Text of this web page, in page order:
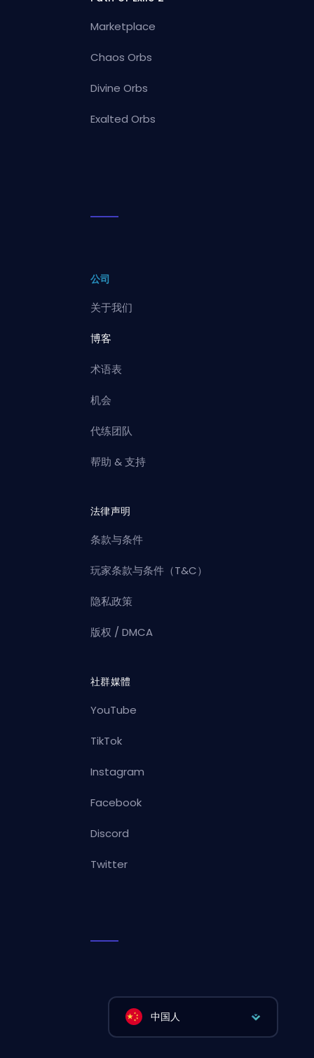
Marketplace
Chaos Orbs
Divine Orbs
Exalted Orbs
公司
关于我们
博客
术语表
机会
代练团队
帮助 & 支持
法律声明
条款与条件
玩家条款与条件（T&C）
隐私政策
版权 / DMCA
社群媒體
YouTube
TikTok
Instagram
Facebook
Discord
Twitter
中国人